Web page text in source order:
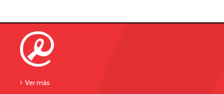
Ver más